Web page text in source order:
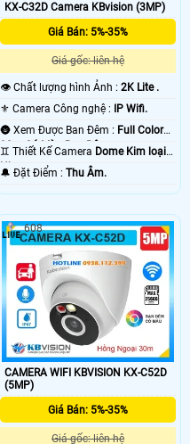
KX-C32D Camera KBvision (3MP)
Giá Bán: 5%-35%
Giá gốc: liên hệ
👁 Chất lượng hình Ảnh :2K Lite .
⚜️ Camera Công nghệ :
IP Wifi.
🌚 Xem Được Ban Đêm : Full Color
30m Có Màu Ban Ðêm.
♊ Thiết Kế Camera Dome Kim loại +
Nhựa.
️🔔 Đặt Điểm :Thu Âm.
CAMERA WIFI KBVISION KX-C52D
(5MP)
Giá Bán: 5%-35%
Giá gốc: liên hệ
608